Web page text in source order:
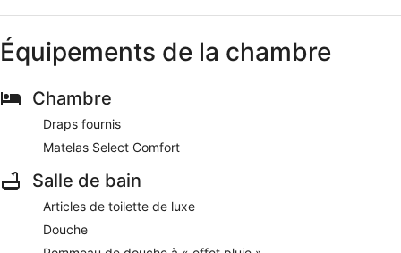
Équipements de la chambre
Chambre
Draps fournis
Matelas Select Comfort
Salle de bain
Articles de toilette de luxe
Douche